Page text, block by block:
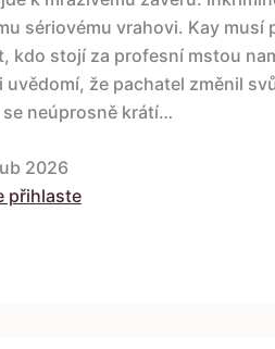
sériovému vrahovi. Kay
kdo stojí za profesní mstou
uvědomí, že pachatel změnil
neúprosně krátí…
2026
přihlaste